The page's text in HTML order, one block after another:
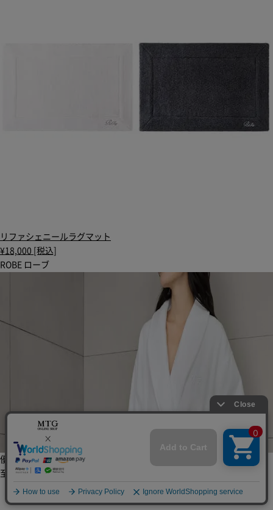
リファシェニールラグマット
¥18,000 [税込]
ROBE ローブ
優しくあなたを包み込む、
至福のローブ。